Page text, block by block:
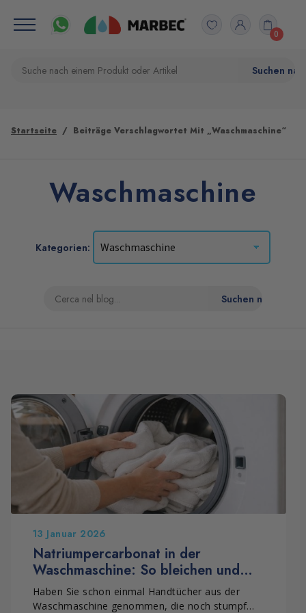
0
Startseite Beiträge Verschlagwortet Mit „Waschmaschine“
Waschmaschine
Kategorien:
13 Januar 2026
Natriumpercarbonat in der
Waschmaschine: So bleichen und
hygienisieren Sie helle Wäsche
Haben Sie schon einmal Handtücher aus der
Waschmaschine genommen, die noch stumpf